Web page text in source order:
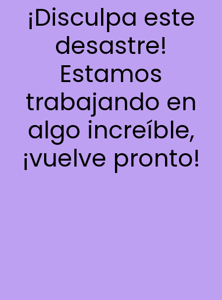
¡Disculpa este
desastre!
Estamos
trabajando en
algo increíble,
¡vuelve pronto!